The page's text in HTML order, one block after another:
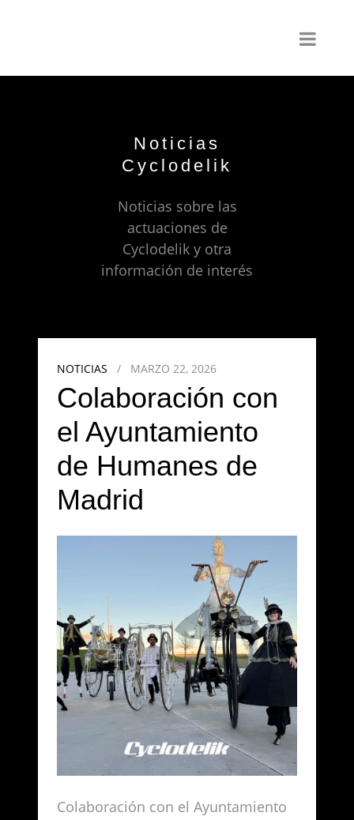
Noticias
Cyclodelik
Noticias sobre las
actuaciones de
Cyclodelik y otra
información de interés
NOTICIAS / MARZO 22, 2026
Colaboración con
el Ayuntamiento
de Humanes de
Madrid
Colaboración con el Ayuntamiento